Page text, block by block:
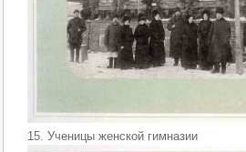
15. Ученицы женской гимназии